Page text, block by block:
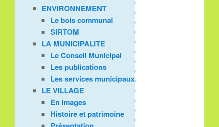
ENVIRONNEMENT
Le bois communal
SIRTOM
LA MUNICIPALITE
Le Conseil Municipal
Les publications
Les services municipaux
LE VILLAGE
En images
Histoire et patrimoine